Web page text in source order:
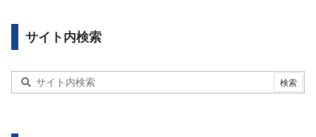
サイト内検索